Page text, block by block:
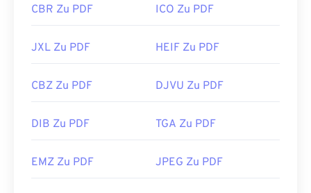
CBR Zu PDF ICO Zu PDF
JXL Zu PDF HEIF Zu PDF
CBZ Zu PDF DJVU Zu PDF
DIB Zu PDF TGA Zu PDF
EMZ Zu PDF JPEG Zu PDF